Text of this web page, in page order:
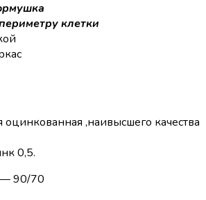
клетки
оцинкованная ,наивысшего качества
0,5.
— 90/70